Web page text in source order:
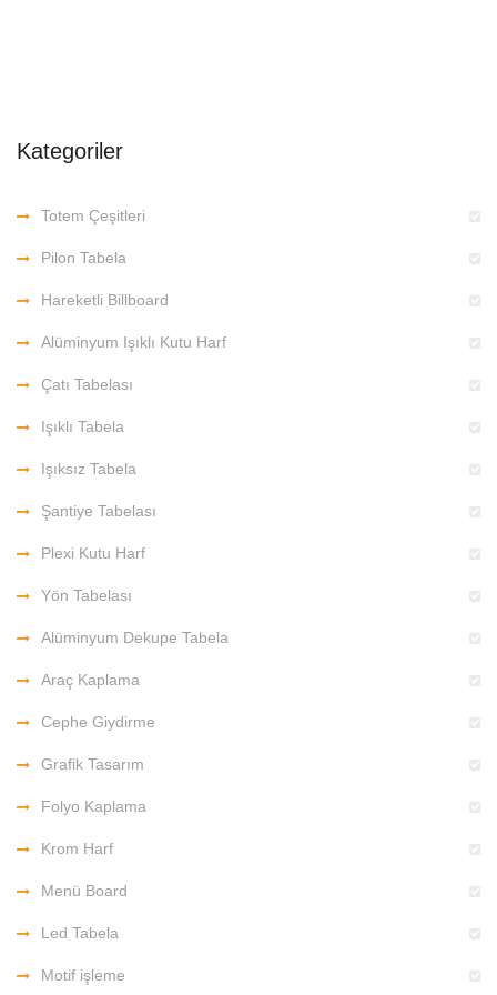
Kategoriler
Totem Çeşitleri
Pilon Tabela
Hareketli Billboard
Alüminyum Işıklı Kutu Harf
Çatı Tabelası
Işıklı Tabela
Işıksız Tabela
Şantiye Tabelası
Plexi Kutu Harf
Yön Tabelası
Alüminyum Dekupe Tabela
Araç Kaplama
Cephe Giydirme
Grafik Tasarım
Folyo Kaplama
Krom Harf
Menü Board
Led Tabela
Motif işleme